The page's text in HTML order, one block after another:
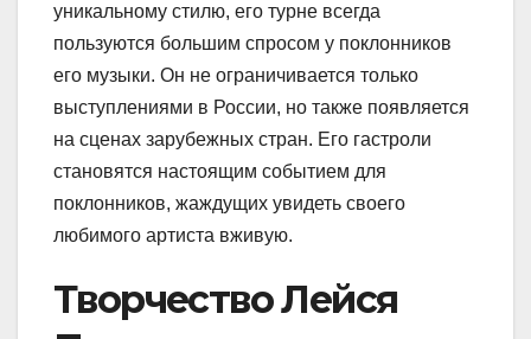
уникальному стилю, его турне всегда
пользуются большим спросом у поклонников
его музыки. Он не ограничивается только
выступлениями в России, но также появляется
на сценах зарубежных стран. Его гастроли
становятся настоящим событием для
поклонников, жаждущих увидеть своего
любимого артиста вживую.
Творчество Лейся